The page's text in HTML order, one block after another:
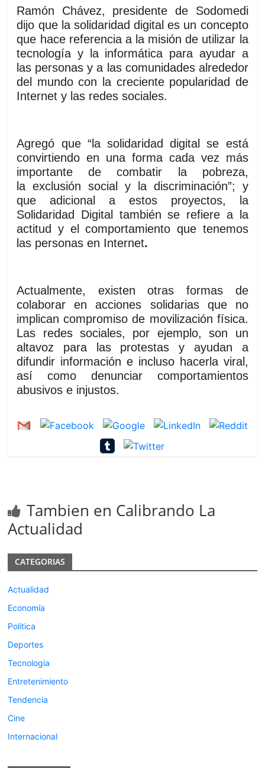
Ramón Chávez, presidente de Sodomedi
dijo que la solidaridad digital es un concepto
que hace referencia a la misión de utilizar la
tecnología y la informática para ayudar a
las personas y a las comunidades alrededor
del mundo con la creciente popularidad de
Internet y las redes sociales.
Agregó que “la solidaridad digital se está
convirtiendo en una forma cada vez más
importante de combatir la pobreza,
la exclusión social y la discriminación”; y
que adicional a estos proyectos, la
Solidaridad Digital también se refiere a
la
actitud y el comportamiento que tenemos
las personas en Internet.
Actualmente, existen otras formas de
colaborar en acciones solidarias que no
implican compromiso de movilización física.
Las redes sociales, por ejemplo, son un
altavoz para las protestas y ayudan a
difundir información e incluso hacerla viral,
así como denunciar comportamientos
abusivos e injustos.
Tambien en Calibrando La
Actualidad
CATEGORIAS
Actualidad
Economía
Politica
Deportes
Tecnologia
Entretenimiento
Tendencia
Cine
Internacional